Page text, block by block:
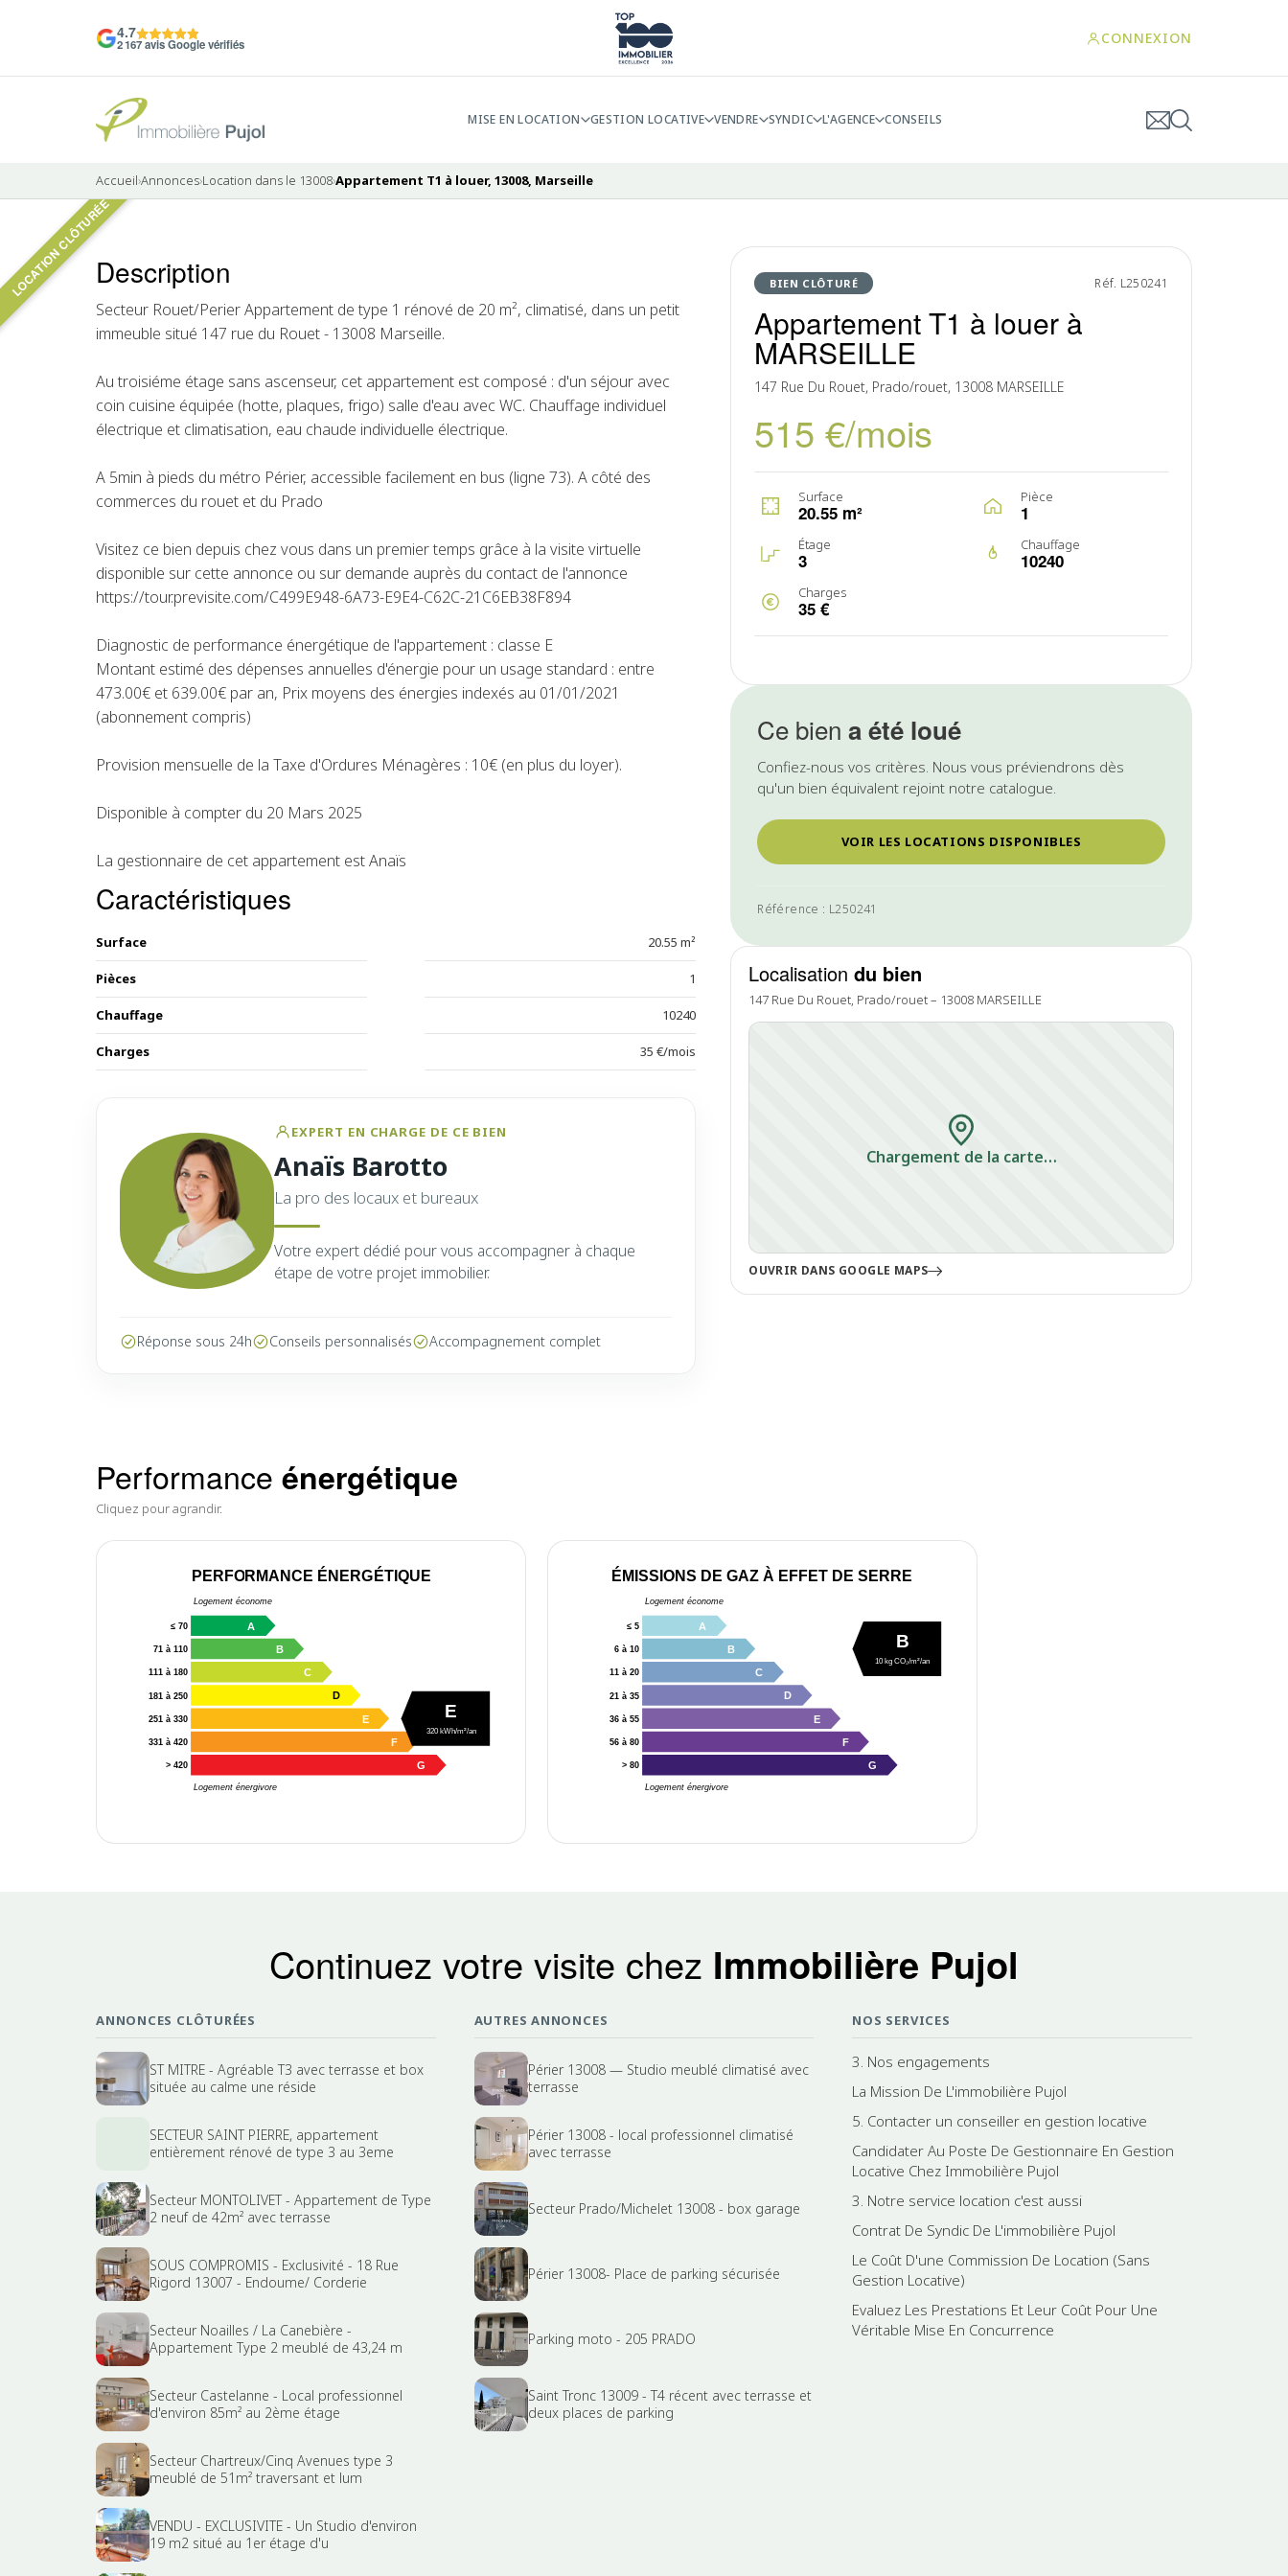
4.7
2 167 avis Google vérifiés CONNEXION
MISE EN LOCATION GESTION LOCATIVE VENDRE SYNDIC L'AGENCE CONSEILS
Accueil›Annonces›Location dans le 13008›Appartement T1 à louer, 13008, Marseille
LOCATION CLÔTURÉE BIEN CLÔTURÉ Réf. L250241
Appartement T1 à louer à
MARSEILLE
147 Rue Du Rouet, Prado/rouet, 13008 MARSEILLE
515 €/mois
Surface
20.55 m²
Pièce
1
Étage
3
Chauffage
10240
Charges
35 €
Ce biena été loué
Confiez-nous vos critères. Nous vous préviendrons dès
qu'un bien équivalent rejoint notre catalogue.
VOIR LES LOCATIONS DISPONIBLES
Référence : L250241
Localisationdu bien
147 Rue Du Rouet, Prado/rouet – 13008 MARSEILLE
Chargement de la carte…
OUVRIR DANS GOOGLE MAPS
LOUÉ
Description
Secteur Rouet/Perier Appartement de type 1 rénové de 20 m², climatisé, dans un petit
immeuble situé 147 rue du Rouet - 13008 Marseille.
Au troisiéme étage sans ascenseur, cet appartement est composé : d'un séjour avec
coin cuisine équipée (hotte, plaques, frigo) salle d'eau avec WC. Chauffage individuel
électrique et climatisation, eau chaude individuelle électrique.
A 5min à pieds du métro Périer, accessible facilement en bus (ligne 73). A côté des
commerces du rouet et du Prado
Visitez ce bien depuis chez vous dans un premier temps grâce à la visite virtuelle
disponible sur cette annonce ou sur demande auprès du contact de l'annonce
https://tour.previsite.com/C499E948-6A73-E9E4-C62C-21C6EB38F894
Diagnostic de performance énergétique de l'appartement : classe E
Montant estimé des dépenses annuelles d'énergie pour un usage standard : entre
473.00€ et 639.00€ par an, Prix moyens des énergies indexés au 01/01/2021
(abonnement compris)
Provision mensuelle de la Taxe d'Ordures Ménagères : 10€ (en plus du loyer).
Disponible à compter du 20 Mars 2025
La gestionnaire de cet appartement est Anaïs
Caractéristiques
Surface 20.55 m²
Pièces 1
Chauffage 10240
Charges 35 €/mois
EXPERT EN CHARGE DE CE BIEN
Anaïs Barotto
La pro des locaux et bureaux
Votre expert dédié pour vous accompagner à chaque
étape de votre projet immobilier.
Réponse sous 24h Conseils personnalisés Accompagnement complet
Performance énergétique
Cliquez pour agrandir.
PERFORMANCE ÉNERGÉTIQUE
Logement économe
Logement énergivore
≤ 70 A
71 à 110 B
111 à 180 C
181 à 250 D
251 à 330 E
331 à 420 F
> 420 G
E
320 kWh/m²/an
ÉMISSIONS DE GAZ À EFFET DE SERRE
Logement économe
Logement énergivore
≤ 5 A
6 à 10 B
11 à 20 C
21 à 35 D
36 à 55 E
56 à 80 F
> 80 G
B
10 kg CO₂/m²/an
Continuez votre visite chez Immobilière Pujol
ANNONCES CLÔTURÉES
ST MITRE - Agréable T3 avec terrasse et box
située au calme une réside
SECTEUR SAINT PIERRE, appartement
entièrement rénové de type 3 au 3eme
Secteur MONTOLIVET - Appartement de Type
2 neuf de 42m² avec terrasse
SOUS COMPROMIS - Exclusivité - 18 Rue
Rigord 13007 - Endoume/ Corderie
Secteur Noailles / La Canebière -
Appartement Type 2 meublé de 43,24 m
Secteur Castelanne - Local professionnel
d'environ 85m² au 2ème étage
Secteur Chartreux/Cinq Avenues type 3
meublé de 51m² traversant et lum
VENDU - EXCLUSIVITE - Un Studio d'environ
19 m2 situé au 1er étage d'u
AUTRES ANNONCES
Périer 13008 — Studio meublé climatisé avec
terrasse
Périer 13008 - local professionnel climatisé
avec terrasse
Secteur Prado/Michelet 13008 - box garage
Périer 13008- Place de parking sécurisée
Parking moto - 205 PRADO
Saint Tronc 13009 - T4 récent avec terrasse et
deux places de parking
NOS SERVICES
3. Nos engagements
La Mission De L'immobilière Pujol
5. Contacter un conseiller en gestion locative
Candidater Au Poste De Gestionnaire En Gestion
Locative Chez Immobilière Pujol
3. Notre service location c'est aussi
Contrat De Syndic De L'immobilière Pujol
Le Coût D'une Commission De Location (Sans
Gestion Locative)
Evaluez Les Prestations Et Leur Coût Pour Une
Véritable Mise En Concurrence